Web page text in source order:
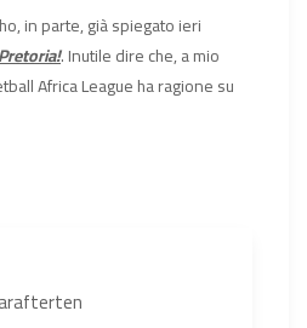
in parte, già spiegato ieri
. Inutile dire che, a mio
Africa League ha ragione su